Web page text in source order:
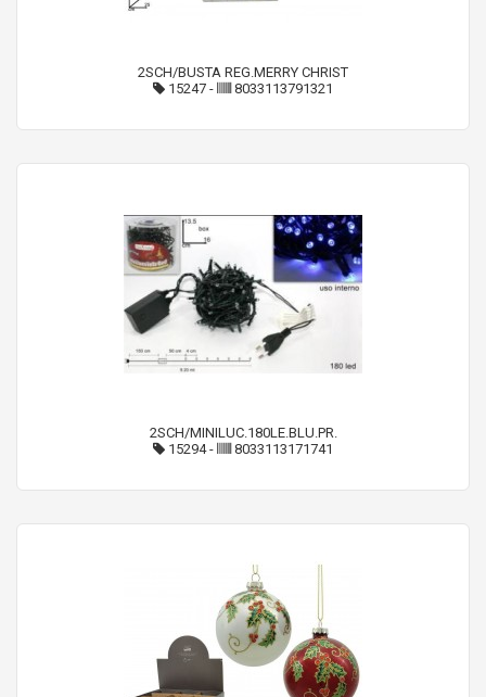
2SCH/BUSTA REG.MERRY CHRIST
15247 - 8033113791321
2SCH/MINILUC.180LE.BLU.PR.
15294- 8033113171741